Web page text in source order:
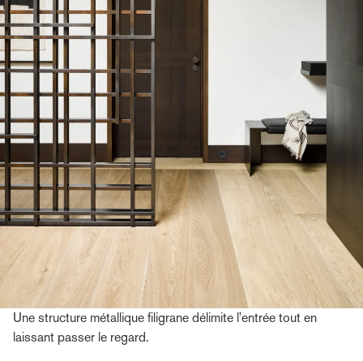
Une structure métallique filigrane délimite l'entrée tout en
laissant passer le regard.